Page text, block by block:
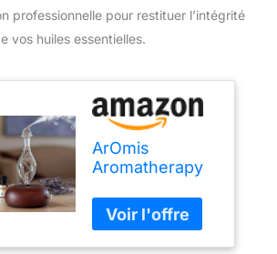
professionnelle pour restituer l’intégrité
vos huiles essentielles.
ArOmis
Aromatherapy
Qualité
professionnelle
– Bois et verre